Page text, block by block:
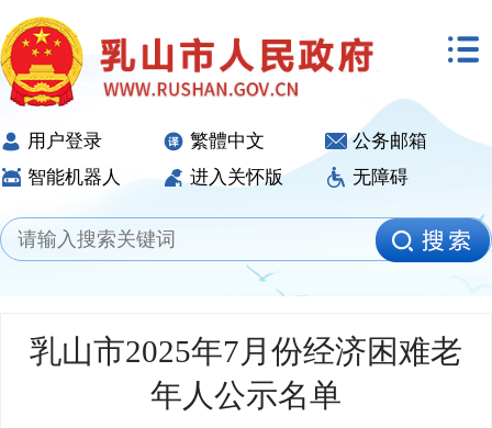
用户登录 繁體中文
公务邮箱
智能机器人
进入关怀版 无障碍
乳山市2025年7月份经济困难老
年人公示名单